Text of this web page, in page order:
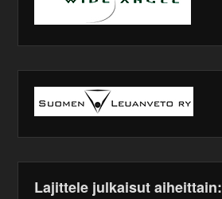
Lajittele julkaisut aiheittain: